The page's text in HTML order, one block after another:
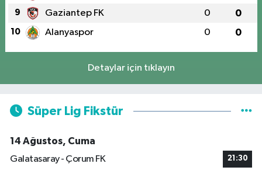
9 Gaziantep FK 0 0
10 Alanyaspor 0 0
Detaylar için tıklayın
Süper Lig Fikstür
14 Ağustos, Cuma
Galatasaray - Çorum FK
21:30